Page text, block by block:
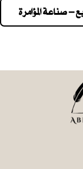
– صناعة المؤامرة